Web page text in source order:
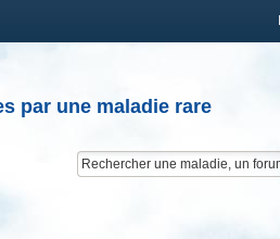
par une maladie rare